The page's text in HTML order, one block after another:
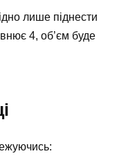
лише піднести
4, об’єм буде